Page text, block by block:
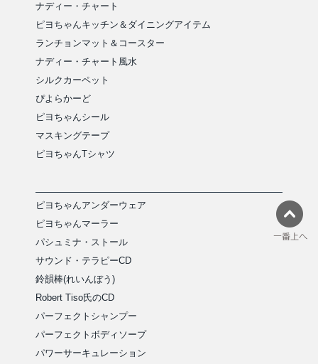
ナディー・チャート
ピヨちゃんキッチン＆ダイニングアイテム
ランチョンマット＆コースター
ナディー・チャート風水
シルクカーペット
ぴよらかーど
ピヨちゃんシール
マスキングテープ
ピヨちゃんTシャツ
ピヨちゃんアンダーウェア
ピヨちゃんマーラー
パシュミナ・ストール
サウンド・テラピーCD
鈴韻棒(れいんぼう)
Robert Tiso氏のCD
パーフェクトシャンプー
パーフェクトボディソープ
パワーサーキュレーション